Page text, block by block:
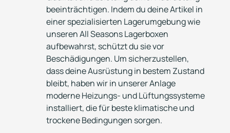
beeinträchtigen. Indem du deine Artikel in
einer spezialisierten Lagerumgebung wie
unseren All Seasons Lagerboxen
aufbewahrst, schützt du sie vor
Beschädigungen. Um sicherzustellen,
dass deine Ausrüstung in bestem Zustand
bleibt, haben wir in unserer Anlage
moderne Heizungs- und Lüftungssysteme
installiert, die für beste klimatische und
trockene Bedingungen sorgen.